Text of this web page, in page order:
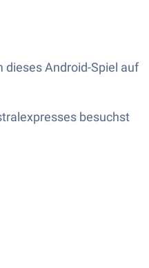
dieses Android-Spiel auf
besuchst